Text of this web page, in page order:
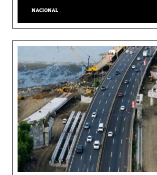
NACIONAL